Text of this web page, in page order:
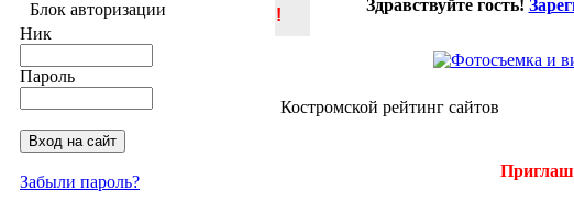
Блок авторизации
Ник
Пароль
Забыли пароль?
!
Здравствуйте гость!
Костромской рейтинг сайтов